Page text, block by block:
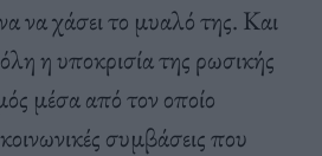
να χάσει το μυαλό της. Και
η υποκρισία της ρωσικής
μέσα από τον οποίο
συμβάσεις που